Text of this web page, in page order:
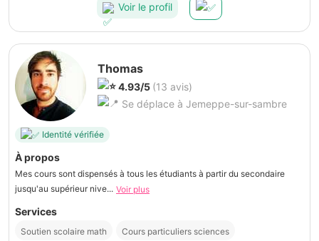
Voir le profil
Thomas
4.93/5 (13 avis)
Se déplace à Jemeppe-sur-sambre
Identité vérifiée
À propos
Mes cours sont dispensés à tous les étudiants à partir du secondaire
jusqu'au supérieur nive... Voir plus
Services
Soutien scolaire math Cours particuliers sciences